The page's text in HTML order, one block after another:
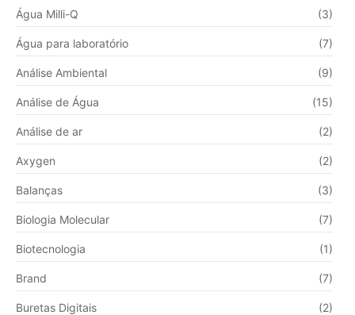
Água Milli-Q (3)
Água para laboratório (7)
Análise Ambiental (9)
Análise de Água (15)
Análise de ar (2)
Axygen (2)
Balanças (3)
Biologia Molecular (7)
Biotecnologia (1)
Brand (7)
Buretas Digitais (2)